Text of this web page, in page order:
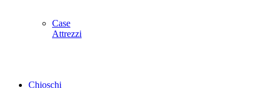
Case
Attrezzi
Chioschi